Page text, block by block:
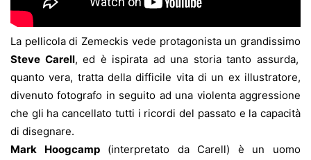
La pellicola di Zemeckis vede protagonista un grandissimo
Steve Carell, ed è ispirata ad una storia tanto assurda,
quanto vera, tratta della difficile vita di un ex illustratore,
divenuto fotografo in seguito ad una violenta aggressione
che gli ha cancellato tutti i ricordi del passato e la capacità
di disegnare.
Mark Hoogcamp(interpretato da Carell) è un uomo